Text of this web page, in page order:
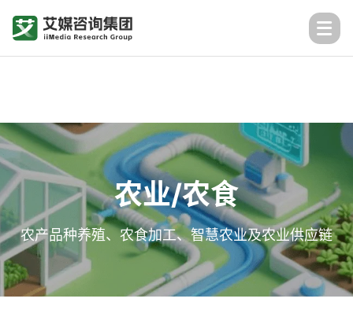
农业/农食
农产品种养殖、农食加工、智慧农业及农业供应链